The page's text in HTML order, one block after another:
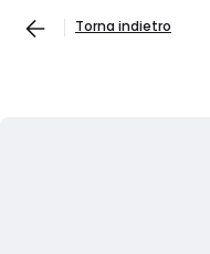
Torna indietro